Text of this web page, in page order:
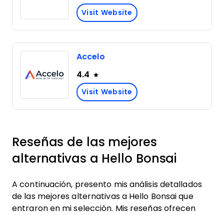
Visit Website
Accelo
4.4
Visit Website
Reseñas de las mejores
alternativas a Hello Bonsai
A continuación, presento mis análisis detallados
de las mejores alternativas a Hello Bonsai que
entraron en mi selección. Mis reseñas ofrecen